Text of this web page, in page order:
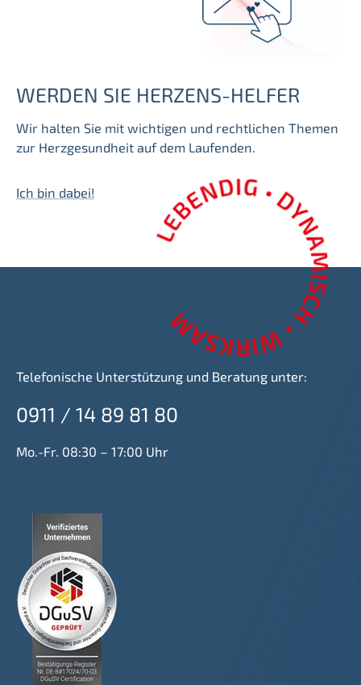
WERDEN SIE HERZENS-HELFER
Wir halten Sie mit wichtigen und rechtlichen Themen
zur Herzgesundheit auf dem Laufenden.
Ich bin dabei!
Telefonische Unterstützung und Beratung unter:
0911 / 14 89 81 80
Mo.-Fr. 08:30 – 17:00 Uhr